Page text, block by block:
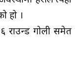
हो ।
राउन्ड गोली समेत